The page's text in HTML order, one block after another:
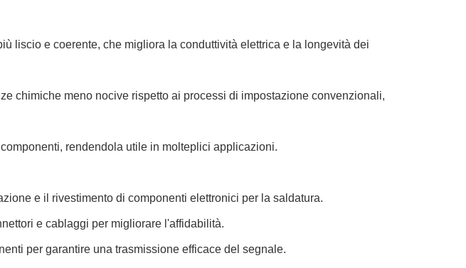
liscio e coerente, che migliora la conduttività elettrica e la longevità dei
chimiche meno nocive rispetto ai processi di impostazione convenzionali,
rendendola utile in molteplici applicazioni.
e il rivestimento di componenti elettronici per la saldatura.
e cablaggi per migliorare l'affidabilità.
per garantire una trasmissione efficace del segnale.